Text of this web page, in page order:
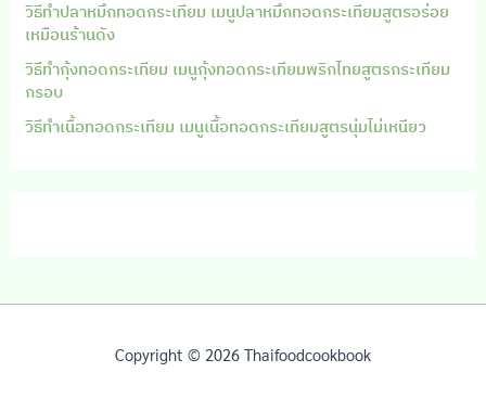
วิธีทำปลาหมึกทอดกระเทียม เมนูปลาหมึกทอดกระเทียมสูตรอร่อย
เหมือนร้านดัง
วิธีทำกุ้งทอดกระเทียม เมนูกุ้งทอดกระเทียมพริกไทยสูตรกระเทียม
กรอบ
วิธีทำเนื้อทอดกระเทียม เมนูเนื้อทอดกระเทียมสูตรนุ่มไม่เหนียว
Copyright © 2026 Thaifoodcookbook